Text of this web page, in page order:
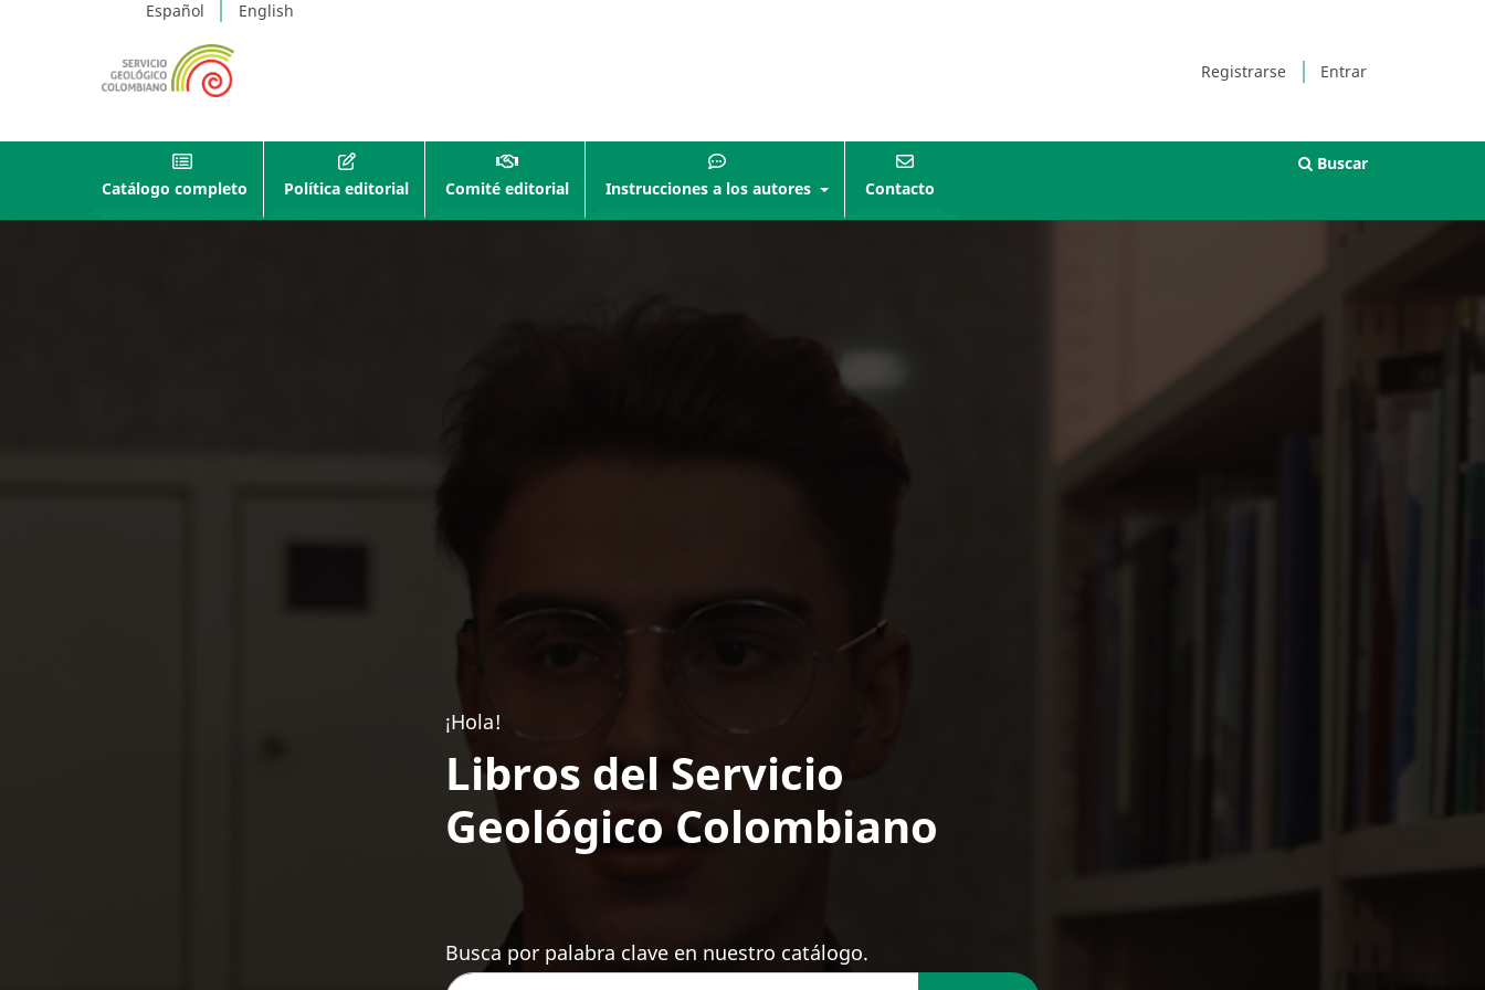
Español English
Registrarse Entrar
Catálogo completo Política editorial Comité editorial Instrucciones a los autores Contacto
Buscar
¡Hola!
Libros del Servicio
Geológico Colombiano
Busca por palabra clave en nuestro catálogo.